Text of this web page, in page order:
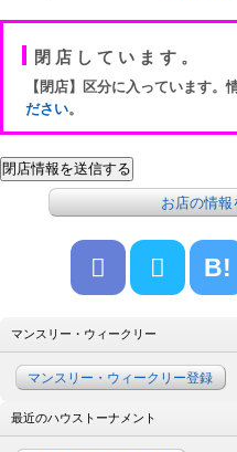
閉店しています。
【閉店】区分に入っています。
ださい。
お店の情報
B!
マンスリー・ウィークリー
マンスリー・ウィークリー登録
最近のハウストーナメント